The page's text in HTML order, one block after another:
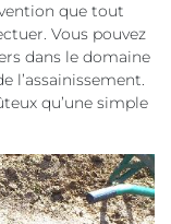
que tout
Vous pouvez
dans le domaine
l’assainissement.
qu’une simple